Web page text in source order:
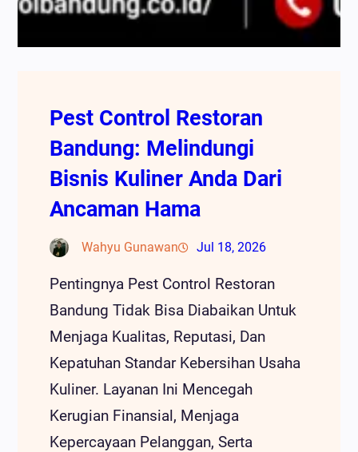
Pest Control Restoran
Bandung: Melindungi
Bisnis Kuliner Anda Dari
Ancaman Hama
Wahyu Gunawan Jul 18, 2026
Pentingnya Pest Control Restoran
Bandung Tidak Bisa Diabaikan Untuk
Menjaga Kualitas, Reputasi, Dan
Kepatuhan Standar Kebersihan Usaha
Kuliner. Layanan Ini Mencegah
Kerugian Finansial, Menjaga
Kepercayaan Pelanggan, Serta